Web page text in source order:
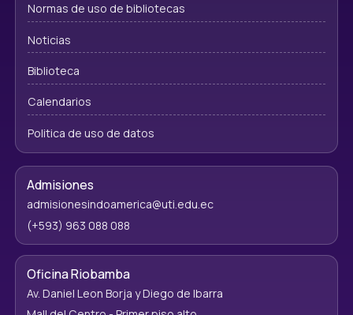
Normas de uso de bibliotecas
Noticias
Biblioteca
Calendarios
Politica de uso de datos
Admisiones
admisionesindoamerica@uti.edu.ec
(+593) 963 088 088
Oficina Riobamba
Av. Daniel Leon Borja y Diego de Ibarra